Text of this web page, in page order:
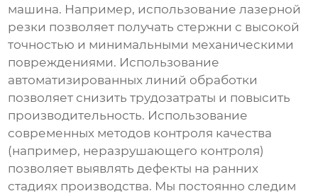
машина. Например, использование лазерной
резки позволяет получать стержни с высокой
точностью и минимальными механическими
повреждениями. Использование
автоматизированных линий обработки
позволяет снизить трудозатраты и повысить
производительность. Использование
современных методов контроля качества
(например, неразрушающего контроля)
позволяет выявлять дефекты на ранних
стадиях производства. Мы постоянно следим